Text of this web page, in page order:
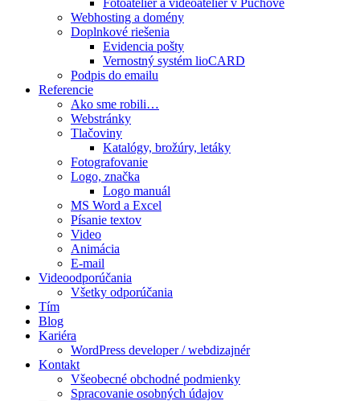
Fotoateliér a videoateliér v Púchove
Webhosting a domény
Doplnkové riešenia
Evidencia pošty
Vernostný systém lioCARD
Podpis do emailu
Referencie
Ako sme robili…
Webstránky
Tlačoviny
Katalógy, brožúry, letáky
Fotografovanie
Logo, značka
Logo manuál
MS Word a Excel
Písanie textov
Video
Animácia
E-mail
Videoodporúčania
Všetky odporúčania
Tím
Blog
Kariéra
WordPress developer / webdizajnér
Kontakt
Všeobecné obchodné podmienky
Spracovanie osobných údajov